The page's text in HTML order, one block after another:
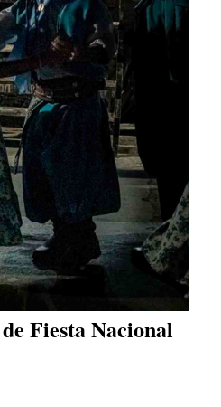
Fiesta Nacional